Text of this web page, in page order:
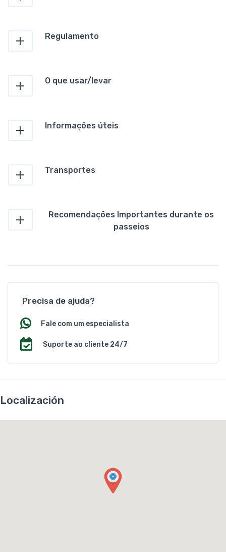
Regulamento
O que usar/levar
Informações úteis
Transportes
Recomendações Importantes durante os
passeios
Precisa de ajuda?
Fale com um especialista
Suporte ao cliente 24/7
Localización